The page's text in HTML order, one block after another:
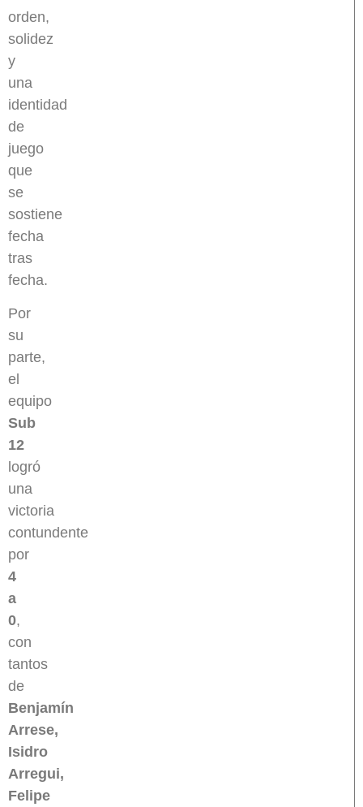
orden,
solidez
y
una
identidad
de
juego
que
se
sostiene
fecha
tras
fecha.
Por
su
parte,
el
equipo
Sub
12
logró
una
victoria
contundente
por
4
a
0,
con
tantos
de
Benjamín
Arrese,
Isidro
Arregui,
Felipe